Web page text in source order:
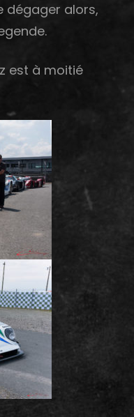
dégager alors,
est à moitié